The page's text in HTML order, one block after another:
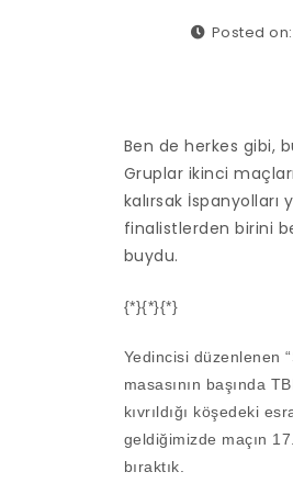
Posted
Ben de herkes gibi,
Gruplar ikinci
kalırsak
finalistlerden birini
buydu.
{*}{*}{*}
Yedincisi düzenlenen
masasının başında
kıvrıldığı köşedeki
geldiğimizde maçın
bıraktık.